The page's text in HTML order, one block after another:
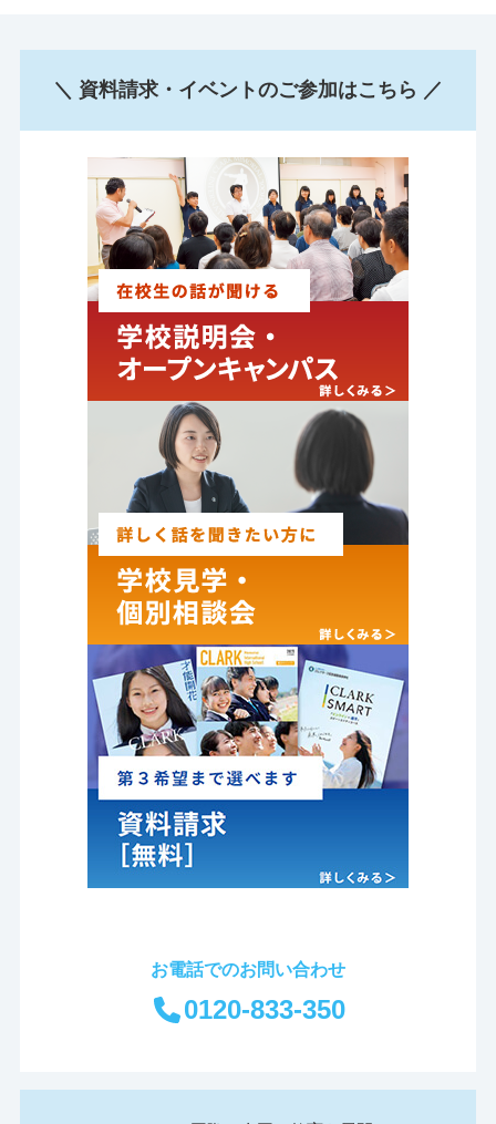
＼ 資料請求・イベントのご参加はこちら ／
お電話でのお問い合わせ
0120-833-350